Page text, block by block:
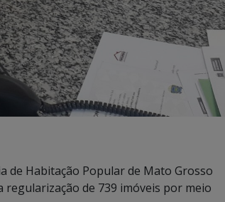
de Habitação Popular de Mato Grosso
de 739 imóveis por meio